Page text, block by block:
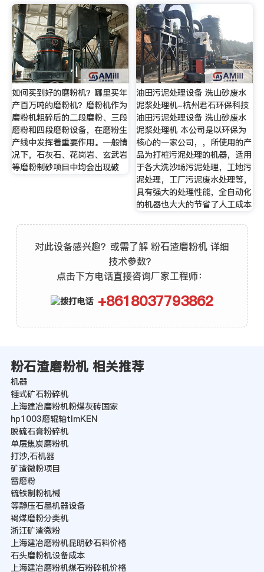
如何买到好的磨粉机？哪里买年
产百万吨的磨粉机？磨粉机作为
磨粉机粗碎后的二段磨粉、三段
磨粉和四段磨粉设备，在磨粉生
产线中发挥着重要作用。一般情
况下，石灰石、花岗岩、玄武岩
等磨粉制砂项目中均会出现破
油田污泥处理设备 洗山砂废水
泥浆处理机-杭州君石环保科技
油田污泥处理设备 洗山砂废水
泥浆处理机 本公司是以环保为
核心的一家公司，，所使用的产
品为打桩污泥处理的机器，适用
于各大洗沙场污泥处理，工地污
泥处理，工厂污泥废水处理等，
具有强大的处理性能，全自动化
的机器也大大的节省了人工成本
对此设备感兴趣？或需了解 粉石渣磨粉机 详细
技术参数？
点击下方电话直接咨询厂家工程师：
+8618037793862
粉石渣磨粉机 相关推荐
机器
锤式矿石粉碎机
上海建冶磨粉机粉煤灰砖国家
hp1003磨辊轴tImKEN
脱硫石膏粉碎机
单层焦炭磨粉机
打沙,石机器
矿渣微粉项目
雷磨粉
锍铁制粉机械
等静压石墨机器设备
褐煤磨粉分类机
浙江矿渣微粉
上海建冶磨粉机昆明砂石料价格
石头磨粉机设备成本
上海建冶磨粉机煤石粉碎机价格